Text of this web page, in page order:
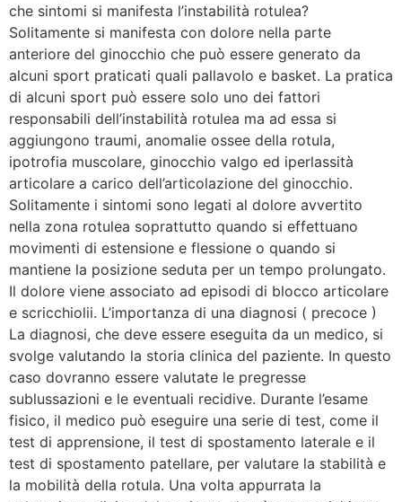
che sintomi si manifesta l’instabilità rotulea?
Solitamente si manifesta con dolore nella parte
anteriore del ginocchio che può essere generato da
alcuni sport praticati quali pallavolo e basket. La pratica
di alcuni sport può essere solo uno dei fattori
responsabili dell’instabilità rotulea ma ad essa si
aggiungono traumi, anomalie ossee della rotula,
ipotrofia muscolare, ginocchio valgo ed iperlassità
articolare a carico dell’articolazione del ginocchio.
Solitamente i sintomi sono legati al dolore avvertito
nella zona rotulea soprattutto quando si effettuano
movimenti di estensione e flessione o quando si
mantiene la posizione seduta per un tempo prolungato.
Il dolore viene associato ad episodi di blocco articolare
e scricchiolii. L’importanza di una diagnosi ( precoce )
La diagnosi, che deve essere eseguita da un medico, si
svolge valutando la storia clinica del paziente. In questo
caso dovranno essere valutate le pregresse
sublussazioni e le eventuali recidive. Durante l’esame
fisico, il medico può eseguire una serie di test, come il
test di apprensione, il test di spostamento laterale e il
test di spostamento patellare, per valutare la stabilità e
la mobilità della rotula. Una volta appurrata la